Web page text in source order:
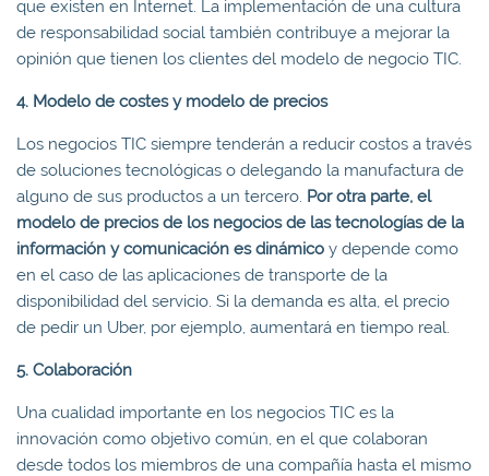
que existen en Internet. La implementación de una cultura
de responsabilidad social también contribuye a mejorar la
opinión que tienen los clientes del modelo de negocio TIC.
4. Modelo de costes y modelo de precios
Los negocios TIC siempre tenderán a reducir costos a través
de soluciones tecnológicas o delegando la manufactura de
alguno de sus productos a un tercero. Por otra parte, el
modelo de precios de los negocios de las tecnologías de la
información y comunicación es dinámico y depende como
en el caso de las aplicaciones de transporte de la
disponibilidad del servicio. Si la demanda es alta, el precio
de pedir un Uber, por ejemplo, aumentará en tiempo real.
5. Colaboración
Una cualidad importante en los negocios TIC es la
innovación como objetivo común, en el que colaboran
desde todos los miembros de una compañía hasta el mismo